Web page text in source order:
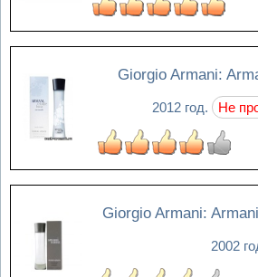
Giorgio Armani:
2012 год. Не
Giorgio Armani:
2002